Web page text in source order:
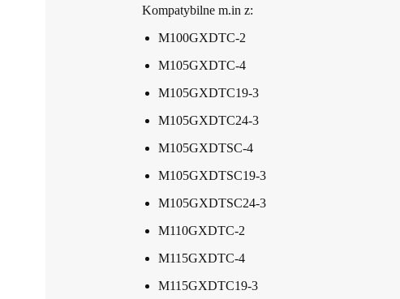
Kompatybilne m.in z:
M100GXDTC-2
M105GXDTC-4
M105GXDTC19-3
M105GXDTC24-3
M105GXDTSC-4
M105GXDTSC19-3
M105GXDTSC24-3
M110GXDTC-2
M115GXDTC-4
M115GXDTC19-3